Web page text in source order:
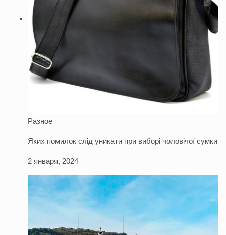
Разное
Яких помилок слід уникати при виборі чоловічої сумки
2 января, 2024